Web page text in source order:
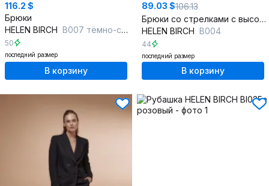
116.2 $
Брюки
HELEN BIRCH В007 тёмно-синий
50
последний размер
В корзину
89.03 $106.13
Брюки со стрелками с высокой посадкой из текстиля
HELEN BIRCH B004
44
последний размер
В корзину